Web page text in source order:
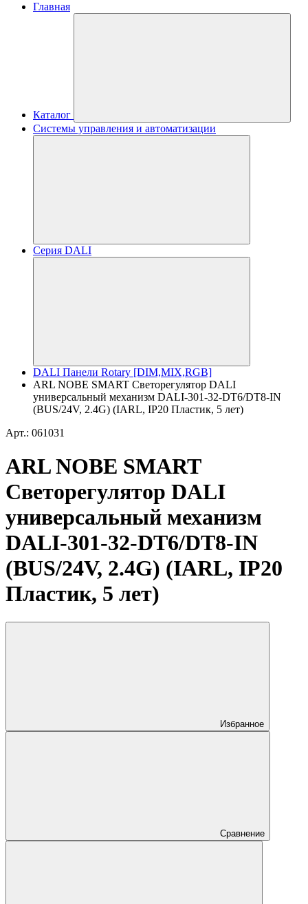
Главная
Каталог
Системы управления и автоматизации
Серия DALI
DALI Панели Rotary [DIM,MIX,RGB]
ARL NOBE SMART Светорегулятор DALI
универсальный механизм DALI-301-32-DT6/DT8-IN
(BUS/24V, 2.4G) (IARL, IP20 Пластик, 5 лет)
Арт.: 061031
ARL NOBE SMART
Светорегулятор DALI
универсальный механизм
DALI-301-32-DT6/DT8-IN
(BUS/24V, 2.4G) (IARL, IP20
Пластик, 5 лет)
Избранное
Сравнение